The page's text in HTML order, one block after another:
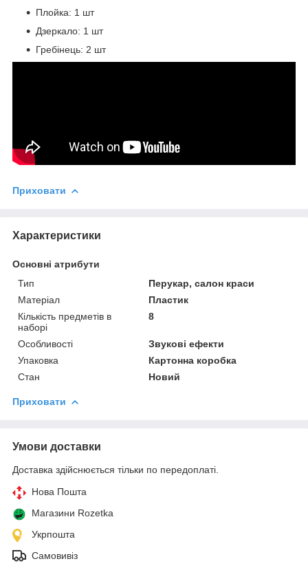
Плойка: 1 шт
Дзеркало: 1 шт
Гребінець: 2 шт
Приховати
Характеристики
Основні атрибути
Тип
Перукар, салон краси
Матеріал
Пластик
Кількість предметів в
наборі
8
Особливості
Звукові ефекти
Упаковка
Картонна коробка
Стан
Новий
Приховати
Умови доставки
Доставка здійснюється тільки по передоплаті.
Нова Пошта
Магазини Rozetka
Укрпошта
Самовивіз